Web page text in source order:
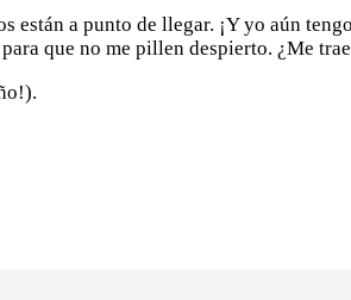
a punto de llegar. ¡Y yo aún
que no me pillen despierto. ¿Me